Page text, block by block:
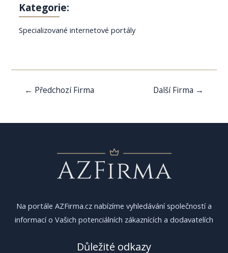
Kategorie:
Specializované internetové portály
Navigace
← Předchozí Firma Další Firma →
Na portále AZFirma.cz nabízíme vyhledávání společností a
informací o Vašich potenciálních zákaznících a dodavatelích
Důležité odkazy